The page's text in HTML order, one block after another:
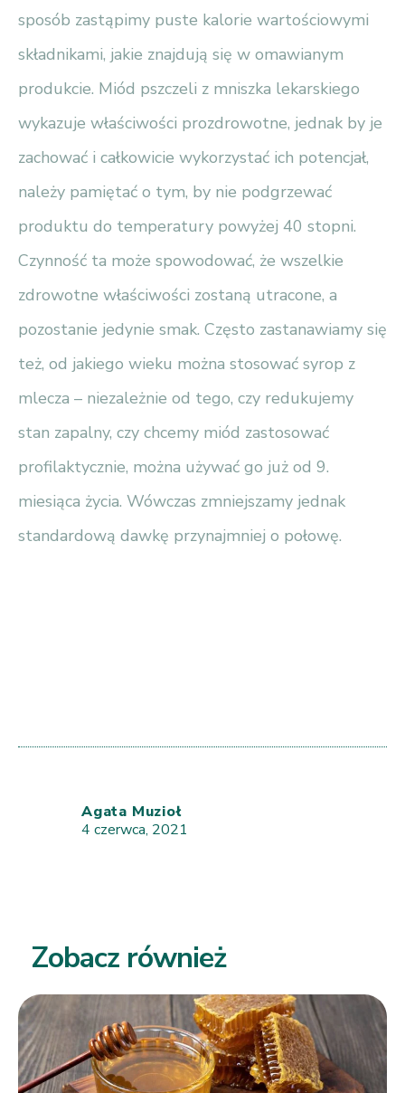
sposób zastąpimy puste kalorie wartościowymi
składnikami, jakie znajdują się w omawianym
produkcie. Miód pszczeli z mniszka lekarskiego
wykazuje właściwości prozdrowotne, jednak by je
zachować i całkowicie wykorzystać ich potencjał,
należy pamiętać o tym, by nie podgrzewać
produktu do temperatury powyżej 40 stopni.
Czynność ta może spowodować, że wszelkie
zdrowotne właściwości zostaną utracone, a
pozostanie jedynie smak. Często zastanawiamy się
też, od jakiego wieku można stosować syrop z
mlecza – niezależnie od tego, czy redukujemy
stan zapalny, czy chcemy miód zastosować
profilaktycznie, można używać go już od 9.
miesiąca życia. Wówczas zmniejszamy jednak
standardową dawkę przynajmniej o połowę.
Agata Muzioł
4 czerwca, 2021
Zobacz również